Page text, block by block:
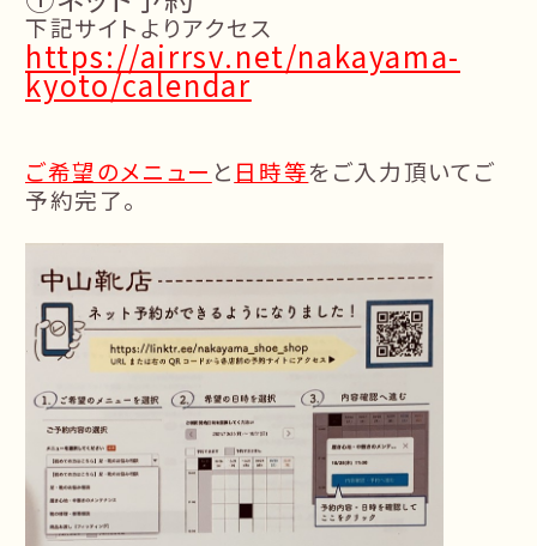
下記サイトよりアクセス
https://airrsv.net/nakayama-
kyoto/calendar
ご希望のメニュー と 日時等をご入力頂いてご
予約完了。